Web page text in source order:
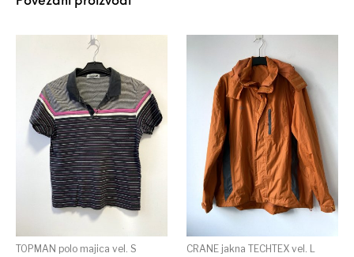
TOPMAN polo majica vel. S
CRANE jakna TECHTEX vel. L